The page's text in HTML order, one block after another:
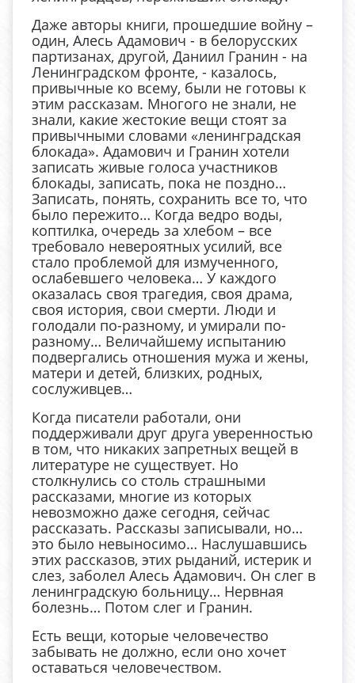
Даже авторы книги, прошедшие войну –
один, Алесь Адамович - в белорусских
партизанах, другой, Даниил Гранин - на
Ленинградском фронте, - казалось,
привычные ко всему, были не готовы к
этим рассказам. Многого не знали, не
знали, какие жестокие вещи стоят за
привычными словами «ленинградская
блокада». Адамович и Гранин хотели
записать живые голоса участников
блокады, записать, пока не поздно…
Записать, понять, сохранить все то, что
было пережито… Когда ведро воды,
коптилка, очередь за хлебом – все
требовало невероятных усилий, все
стало проблемой для измученного,
ослабевшего человека… У каждого
оказалась своя трагедия, своя драма,
своя история, свои смерти. Люди и
голодали по-разному, и умирали по-
разному… Величайшему испытанию
подвергались отношения мужа и жены,
матери и детей, близких, родных,
сослуживцев…
Когда писатели работали, они
поддерживали друг друга уверенностью
в том, что никаких запретных вещей в
литературе не существует. Но
столкнулись со столь страшными
рассказами, многие из которых
невозможно даже сегодня, сейчас
рассказать. Рассказы записывали, но…
это было невыносимо… Наслушавшись
этих рассказов, этих рыданий, истерик и
слез, заболел Алесь Адамович. Он слег в
ленинградскую больницу… Нервная
болезнь… Потом слег и Гранин.
Есть вещи, которые человечество
забывать не должно, если оно хочет
оставаться человечеством.